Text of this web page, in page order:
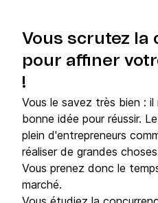
Vous scrutez la
pour affiner
!
Vous le savez très bien :
bonne idée pour réussir.
plein d'entrepreneurs
réaliser de grandes
Vous prenez donc le
marché.